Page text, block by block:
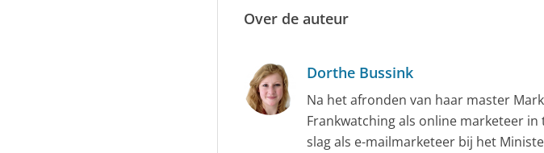
Over de auteur
Dorthe Bussink
Na het afronden van haar master
Frankwatching als online marketeer
slag als e-mailmarketeer bij het